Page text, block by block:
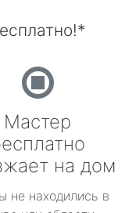
Мастер
на дом
не находились в